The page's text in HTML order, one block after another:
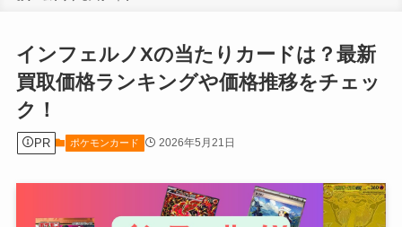
インフェルノXの当たりカードは？最新
買取価格ランキングや価格推移をチェッ
ク！
PR ポケモンカード 2026年5月21日